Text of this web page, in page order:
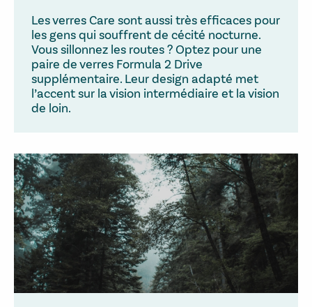
Les verres Care sont aussi très efficaces pour
les gens qui souffrent de cécité nocturne.
Vous sillonnez les routes ? Optez pour une
paire de verres Formula 2 Drive
supplémentaire. Leur design adapté met
l’accent sur la vision intermédiaire et la vision
de loin.